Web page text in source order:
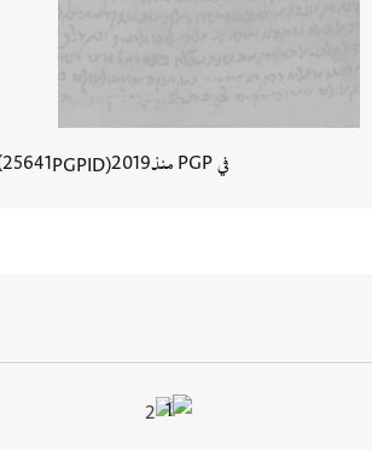
في PGP منذ 2019
PGPID
25641